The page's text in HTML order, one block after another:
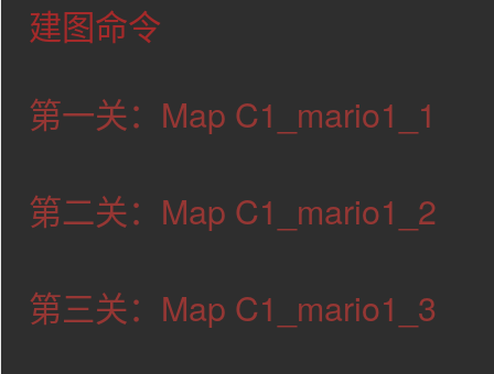
建图命令
第一关：Map C1_mario1_1
第二关：Map C1_mario1_2
第三关：Map C1_mario1_3